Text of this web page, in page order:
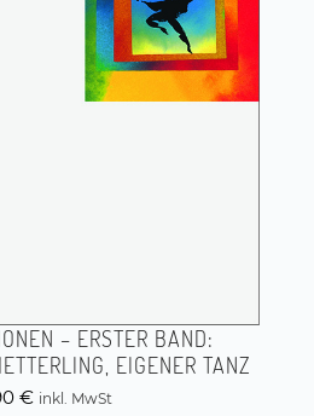
– ERSTER BAND:
EIGENER TANZ
€ inkl. MwSt